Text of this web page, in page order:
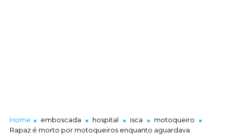
Home emboscada hospital isca
motoqueiro
Rapaz é morto por motoqueiros enquanto aguardava